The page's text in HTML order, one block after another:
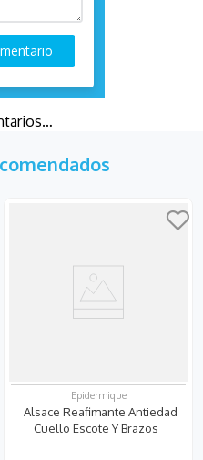
Epidermique
Alsace Reafimante Antiedad
Cuello Escote Y Brazos